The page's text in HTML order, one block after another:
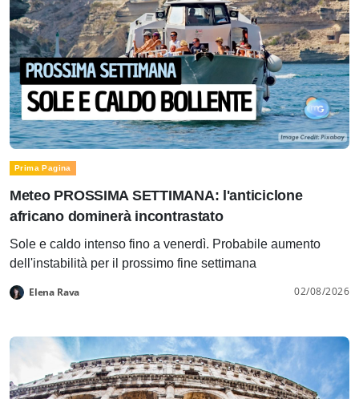
Prima Pagina
Meteo PROSSIMA SETTIMANA: l'anticiclone
africano dominerà incontrastato
Sole e caldo intenso fino a venerdì. Probabile aumento
dell'instabilità per il prossimo fine settimana
Elena Rava 02/08/2026